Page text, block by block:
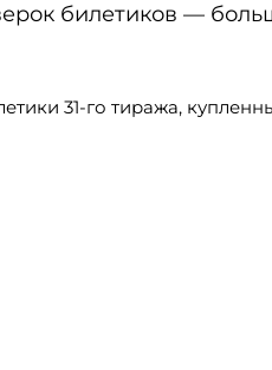
билетиков —
31-го тиража,